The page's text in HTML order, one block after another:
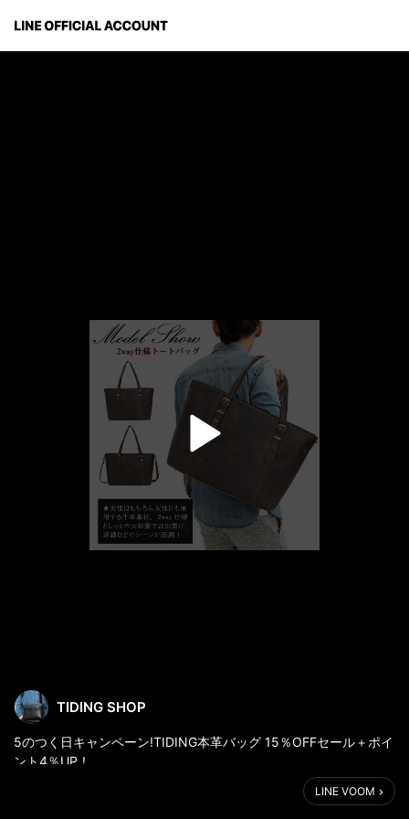
TIDING SHOP
5のつく日キャンペーン!TIDING本革バッグ 15％OFFセール＋ポイ
ント4％UP！
大容量の本革トートバッグ 会員感謝15% セール中！ 15.6インチ
LINE VOOM